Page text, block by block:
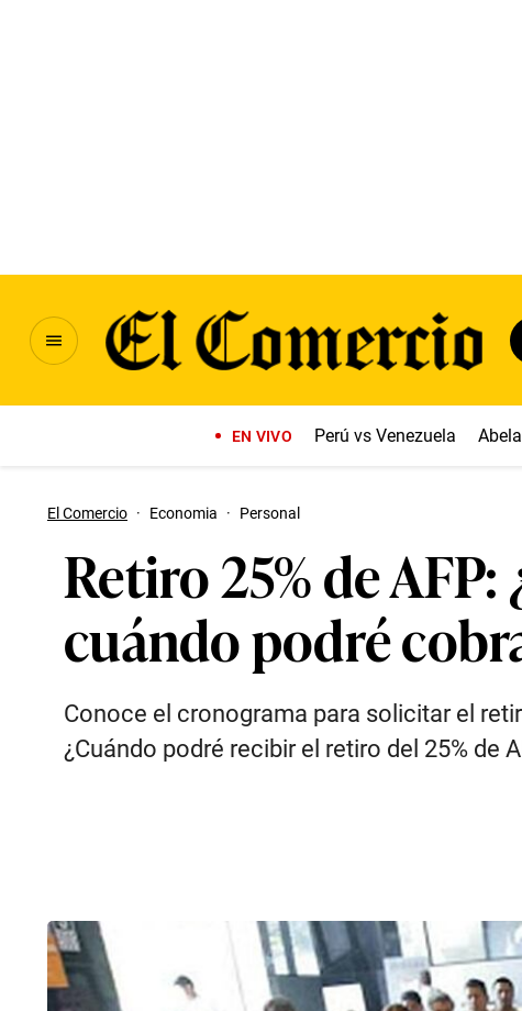
EN VIVO Perú vs Venezuela
El Comercio · Economia · Personal
Retiro 25% de
cuándo podré
Conoce el cronograma para solicitar el
¿Cuándo podré recibir el retiro del 25% de